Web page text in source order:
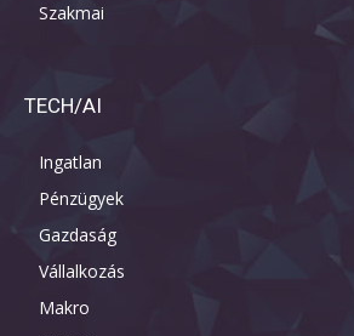
Szakmai
TECH/AI
Ingatlan
Pénzügyek
Gazdaság
Vállalkozás
Makro